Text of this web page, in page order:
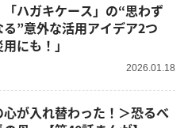
「ハガキケース」の“思わず
”意外な活用アイデア2つ
にも！」
2026.01.18
心が入れ替わった！＞恐るべ